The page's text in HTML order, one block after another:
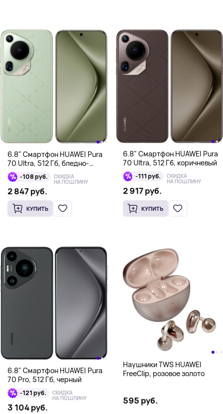
6.8" Смартфон HUAWEI Pura
70 Ultra, 512 Гб, бледно-
зеленый-108 руб. СКИДКА
НА ПОШЛИНУ
2 847 руб.
КУПИТЬ
6.8" Смартфон HUAWEI Pura
70 Ultra, 512 Гб, коричневый
-111 руб. СКИДКА
НА ПОШЛИНУ
2 917 руб.
КУПИТЬ
6.8" Смартфон HUAWEI Pura
70 Pro, 512 Гб, черный
-121 руб. СКИДКА
НА ПОШЛИНУ
3 104 руб.
Наушники TWS HUAWEI
FreeClip, розовое золото
595 руб.